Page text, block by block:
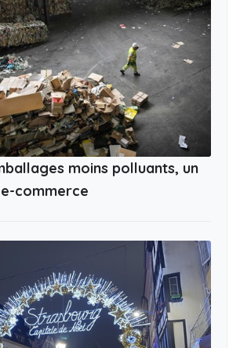
moins polluants, un
commerce